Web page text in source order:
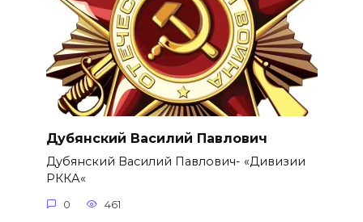
Дубянский Василий Павлович
Дубянский Василий Павлович- «Дивизии
РККА«
0 461